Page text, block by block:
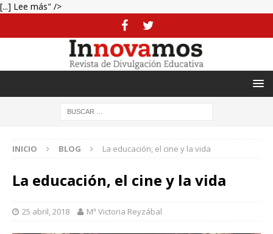
[...] Lee más" />
INICIO BLOG La educación, el cine y la vida
La educación, el cine y la vida
25 abril, 2018 Mª Victoria Reyzábal